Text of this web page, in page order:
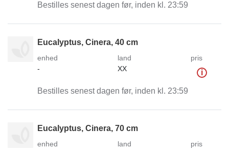
Bestilles senest dagen før, inden kl. 23:59
Eucalyptus, Cinera, 40 cm
enhed
-
land
XX
pris
i
Bestilles senest dagen før, inden kl. 23:59
Eucalyptus, Cinera, 70 cm
enhed
land
pris